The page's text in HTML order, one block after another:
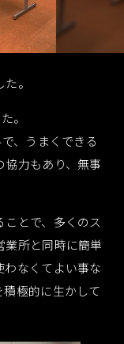
。
。
、うまくできる
協力もあり、無事
とで、多くのス
業所と同時に簡単
なくてよい事な
極的に生かして